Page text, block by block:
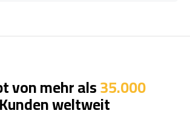
von mehr als35.000
Kunden weltweit